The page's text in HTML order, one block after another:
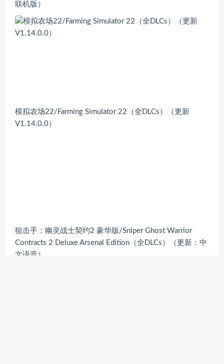
联机版）
模拟农场22/Farming Simulator 22（全DLCs）（更新
V1.14.0.0）
狙击手：幽灵战士契约2 豪华版/Sniper Ghost Warrior
Contracts 2 Deluxe Arsenal Edition（全DLCs）（更新：中
文语音）